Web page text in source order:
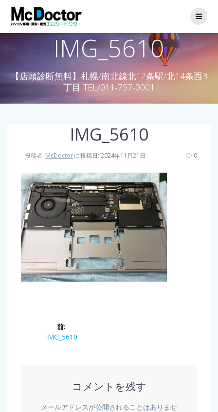
IMG_5610
【店頭診断無料】札幌/南北線北12条駅/北14条西3
丁目 TEL/011-757-0001
IMG_5610
投稿者: McDoctorに投稿日: 2024年11月21日 0
前:
IMG_5610
コメントを残す
メールアドレスが公開されることはありませ